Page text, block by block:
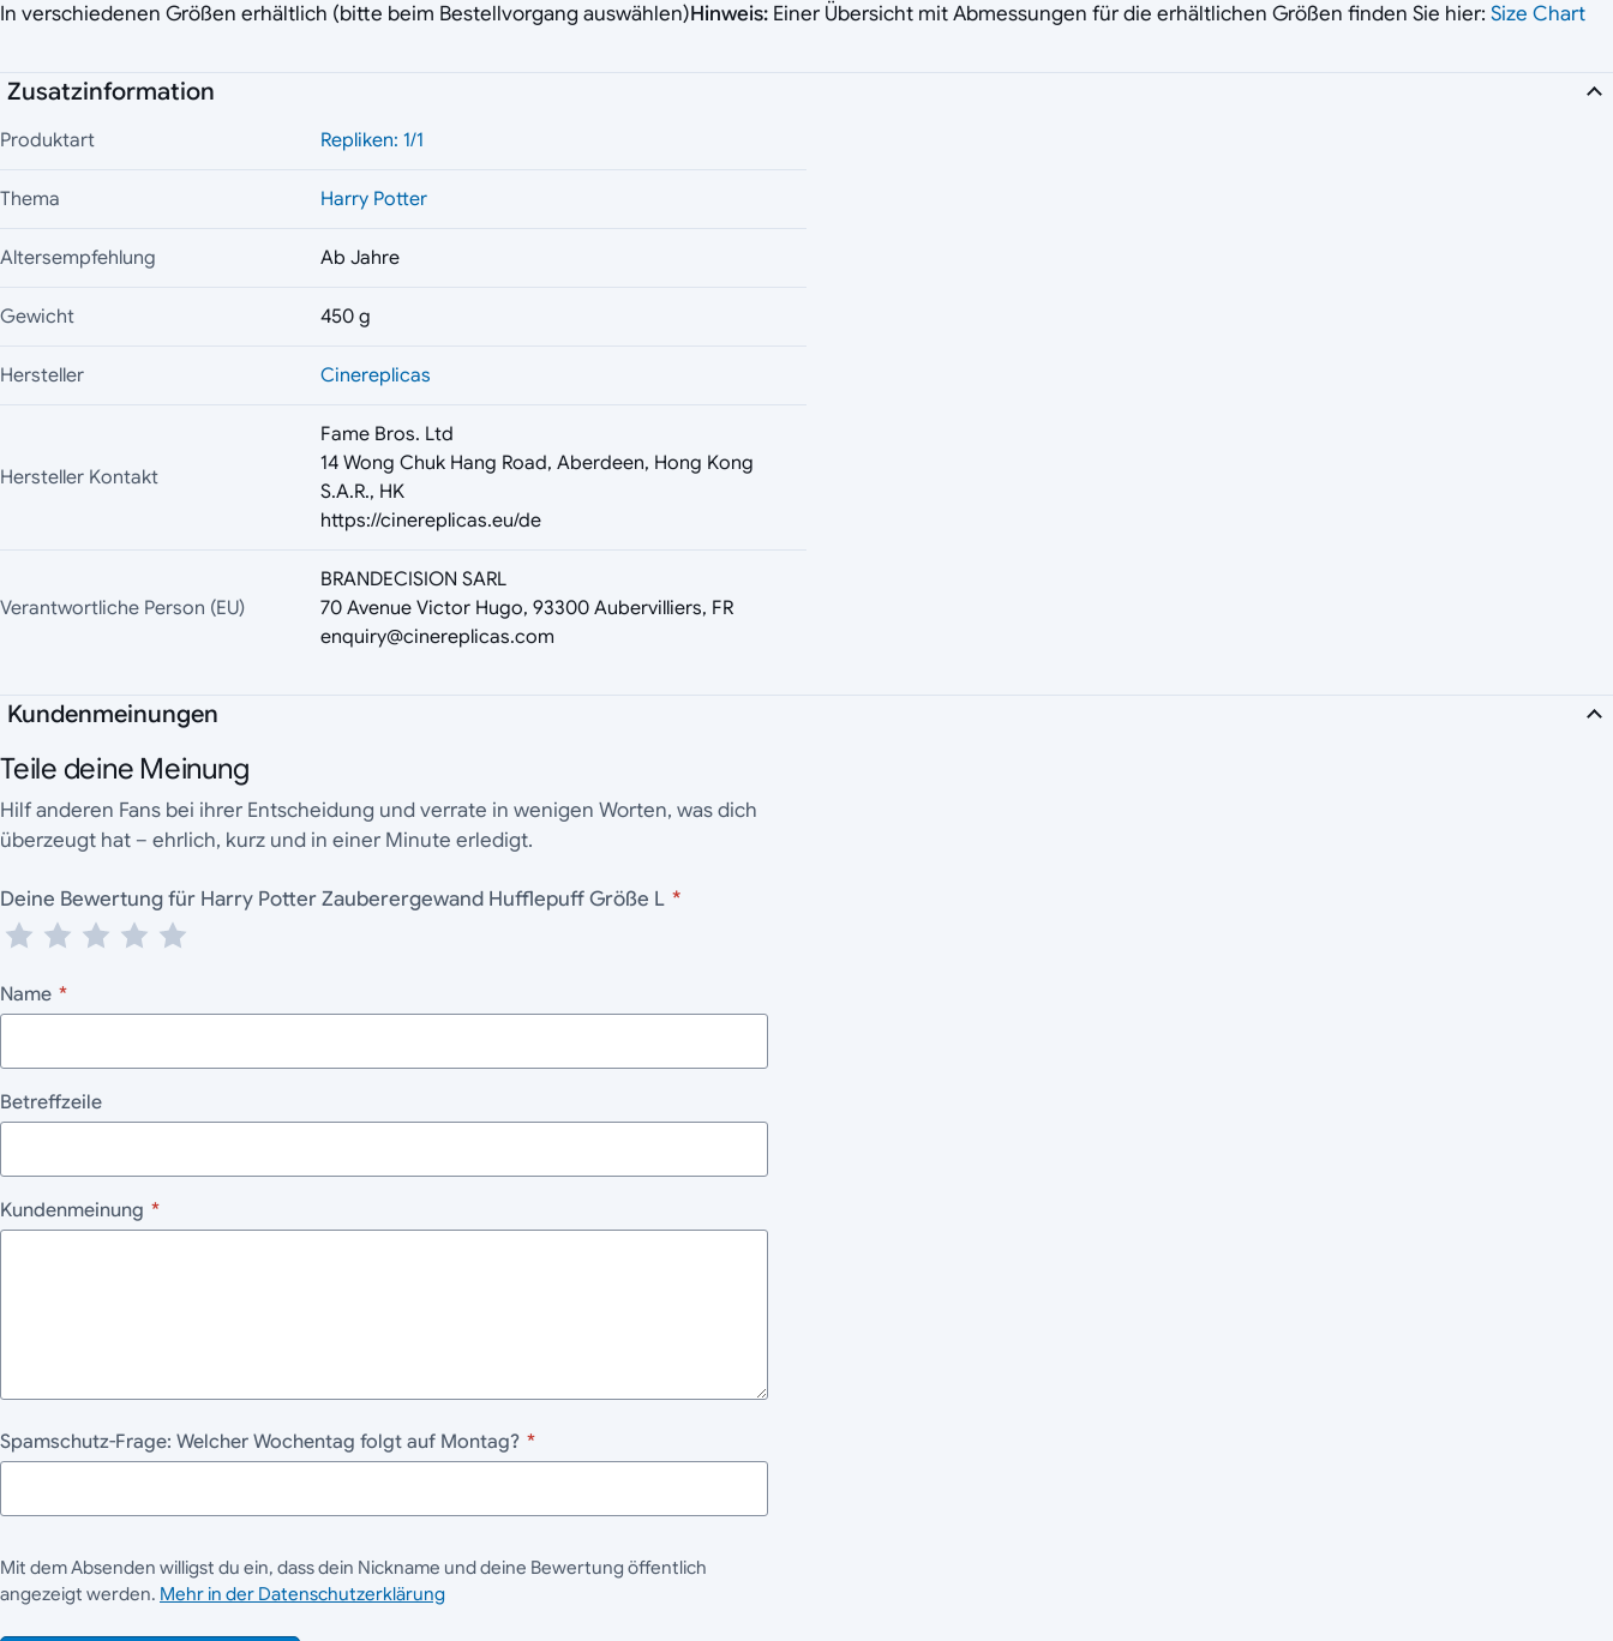
In verschiedenen Größen erhältlich (bitte beim Bestellvorgang auswählen)Hinweis: Einer Übersicht mit Abmessungen für die erhältlichen Größen finden Sie hier: Size Chart
Zusatzinformation
Produktart Repliken: 1/1
Thema Harry Potter
Altersempfehlung Ab Jahre
Gewicht 450 g
Hersteller Cinereplicas
Hersteller Kontakt
Fame Bros. Ltd
14 Wong Chuk Hang Road, Aberdeen, Hong Kong
S.A.R., HK
https://cinereplicas.eu/de
Verantwortliche Person (EU)
BRANDECISION SARL
70 Avenue Victor Hugo, 93300 Aubervilliers, FR
enquiry@cinereplicas.com
Kundenmeinungen
Teile deine Meinung
Hilf anderen Fans bei ihrer Entscheidung und verrate in wenigen Worten, was dich
überzeugt hat – ehrlich, kurz und in einer Minute erledigt.
Deine Bewertung für Harry Potter Zauberergewand Hufflepuff Größe L *
Name *
Betreffzeile
Kundenmeinung *
Spamschutz-Frage: Welcher Wochentag folgt auf Montag? *
Mit dem Absenden willigst du ein, dass dein Nickname und deine Bewertung öffentlich
angezeigt werden. Mehr in der Datenschutzerklärung